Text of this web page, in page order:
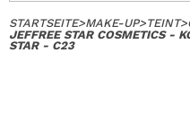
STARTSEITE>MAKE-UP>TEINT>
JEFFREE STAR COSMETICS -
STAR - C23